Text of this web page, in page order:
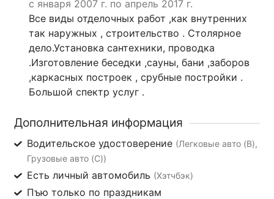
с января 2007 г. по апрель 2017 г.
Все виды отделочных работ ,как внутренних
так наружных , строительство . Столярное
дело.Установка сантехники, проводка
.Изготовление беседки ,сауны, бани ,заборов
,каркасных построек , срубные постройки .
Большой спектр услуг .
Дополнительная информация
Водительское удостоверение (Легковые авто (B),
Грузовые авто (C))
Есть личный автомобиль (Хэтчбэк)
Пъю только по праздникам